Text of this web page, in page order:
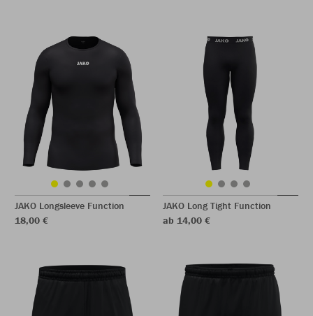
JAKO Longsleeve Function
18,00 €
JAKO Long Tight Function
ab 14,00 €